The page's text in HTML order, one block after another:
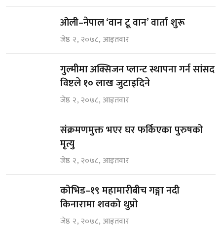
ओली–नेपाल ‘वान टू वान’ वार्ता शुरू
जेष्ठ २, २०७८, आइतवार
गुल्मीमा अक्सिजन प्लान्ट स्थापना गर्न सांसद
विष्टले १० लाख जुटाइदिने
जेष्ठ २, २०७८, आइतवार
संक्रमणमुक्त भएर घर फर्किएका पुरुषको
मृत्यु
जेष्ठ २, २०७८, आइतवार
कोभिड–१९ महामारीबीच गङ्गा नदी
किनारामा शवको थुप्रो
जेष्ठ २, २०७८, आइतवार